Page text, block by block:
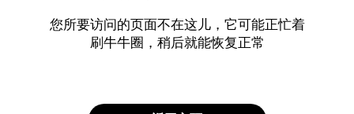
您所要访问的页面不在这儿，它可能正忙着
刷牛牛圈，稍后就能恢复正常